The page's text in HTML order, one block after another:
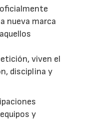
nueva marca
viven el
disciplina y
y